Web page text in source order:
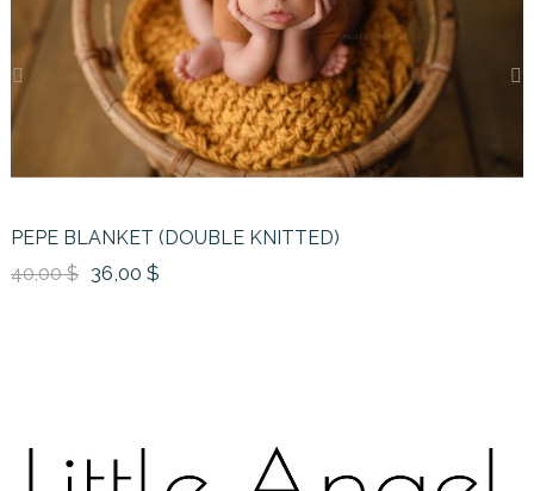
PEPE BLANKET (DOUBLE KNITTED)
40,00 $ 36,00 $